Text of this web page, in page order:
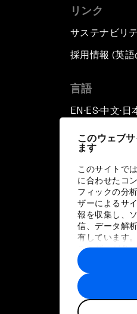
このウェブ
ます
このサイトで
に合わせたコ
フィックの分
ザーによるサ
報を収集し、
信、データ解
有しています
ユーザーが各
報や各パート
に収集された
トナーによっ
す。
リンク
サステナビリ
採用情報 (英語
言語
EN ▪ ES▪中文▪ 日